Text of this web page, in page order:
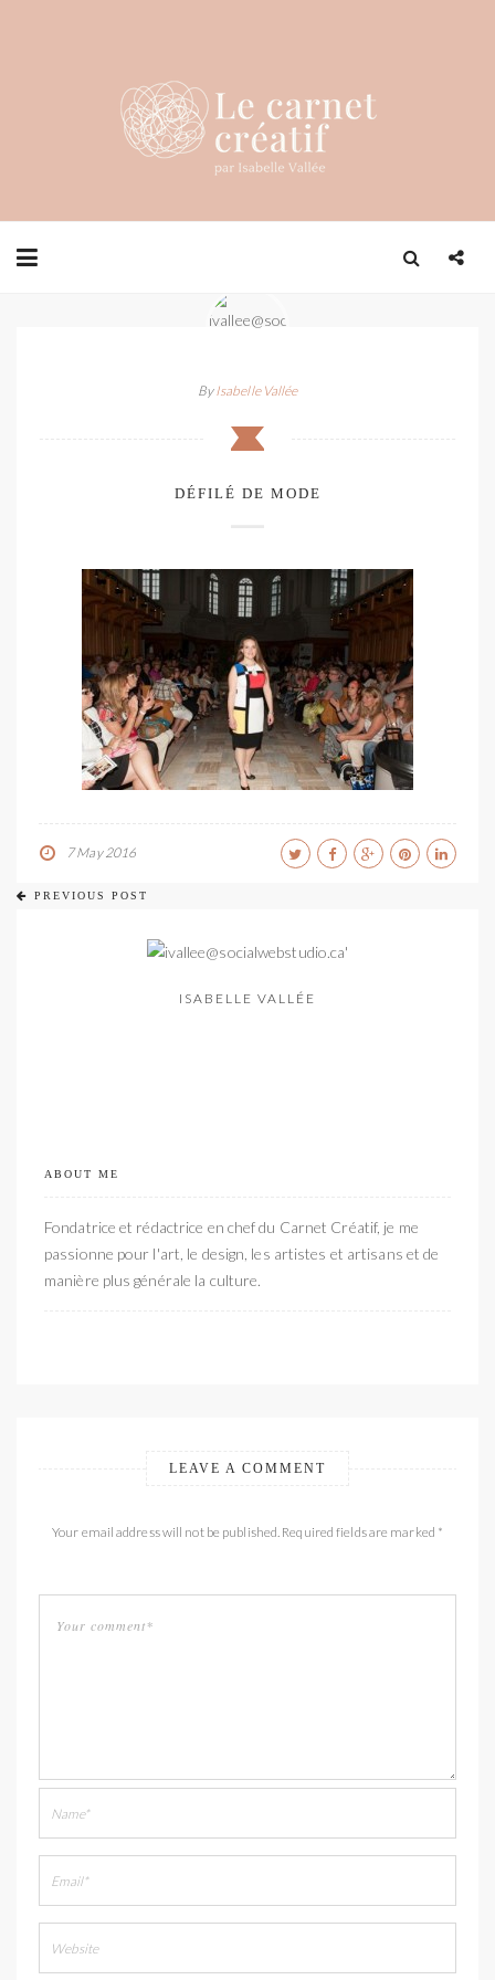
ByIsabelle Vallée
DÉFILÉ DE MODE
7 May 2016
PREVIOUS POST
ISABELLE VALLÉE
ABOUT ME
Fondatrice et rédactrice en chef du Carnet Créatif, je me
passionne pour l'art, le design, les artistes et artisans et de
manière plus générale la culture.
LEAVE A COMMENT
Your email address will not be published. Required fields are marked *